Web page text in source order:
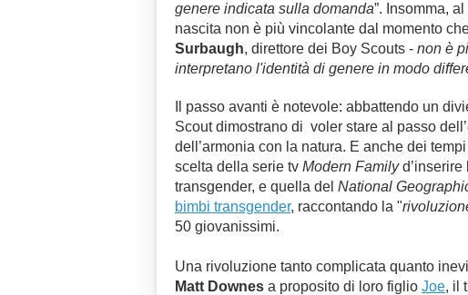
genere indicata sulla domanda”. Insomma,
nascita non è più vincolante dal momento
Surbaugh, direttore dei Boy Scouts - non è
interpretano l'identità di genere in modo
Il passo avanti è notevole: abbattendo un
Scout dimostrano di voler stare al passo
dell’armonia con la natura. E anche dei
scelta della serie tv Modern Familyd’inserire
transgender, e quella del National
bimbi transgender, raccontando la "
50 giovanissimi.
Una rivoluzione tanto complicata quanto
Matt Downes a proposito di loro figlio Joe, il